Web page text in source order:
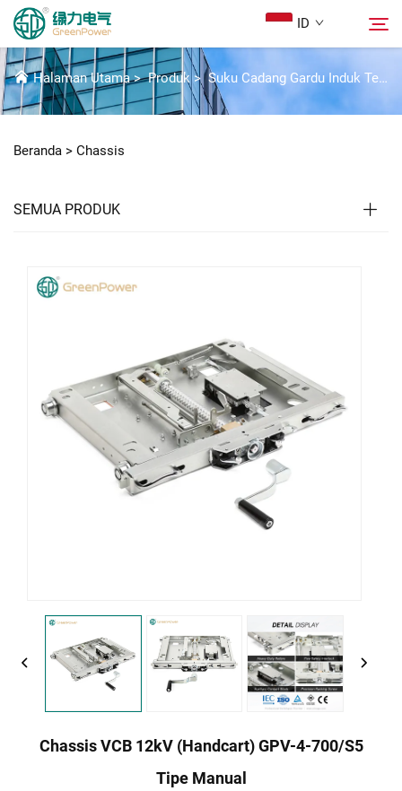
ID
Produk
Tentang Kami
Solusi
Hubungi Kami
CHASSIS
Halaman Utama>Produk >Suku Cadang Gardu Induk Tegangan Tinggi
Beranda > Chassis
SEMUA PRODUK
Chassis VCB 12kV (Handcart) GPV-4-700/S5
Tipe Manual